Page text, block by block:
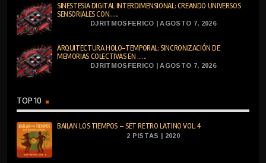
SINESTESIA DIGITAL INTERDIMENSIONAL: CREANDO UNIVERSOS
SENSORIALES CON......
DJRITMOSFERICO | AGOSTO 7, 2026
ARQUITECTURA HOLO-TEMPORAL: SINCRONIZACIÓN DE
MEMORIAS COLECTIVAS EN ......
DJRITMOSFERICO | AGOSTO 7, 2026
TOP 10
BAILAN LOS TIEMPOS – SET RETRO LATINO VOL. 4
2 PISTAS | 2020